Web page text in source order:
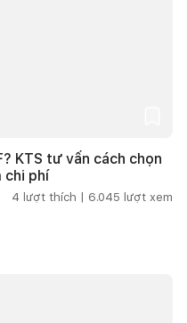
KTS tư vấn cách chọn
chi phí
4 lượt thích | 6.045 lượt xem